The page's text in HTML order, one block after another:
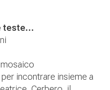
teste…
incontrare insieme a